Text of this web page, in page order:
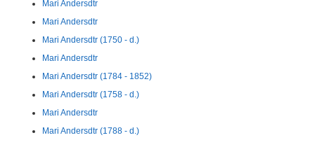
Mari Andersdtr
Mari Andersdtr
Mari Andersdtr (1750 - d.)
Mari Andersdtr
Mari Andersdtr (1784 - 1852)
Mari Andersdtr (1758 - d.)
Mari Andersdtr
Mari Andersdtr (1788 - d.)